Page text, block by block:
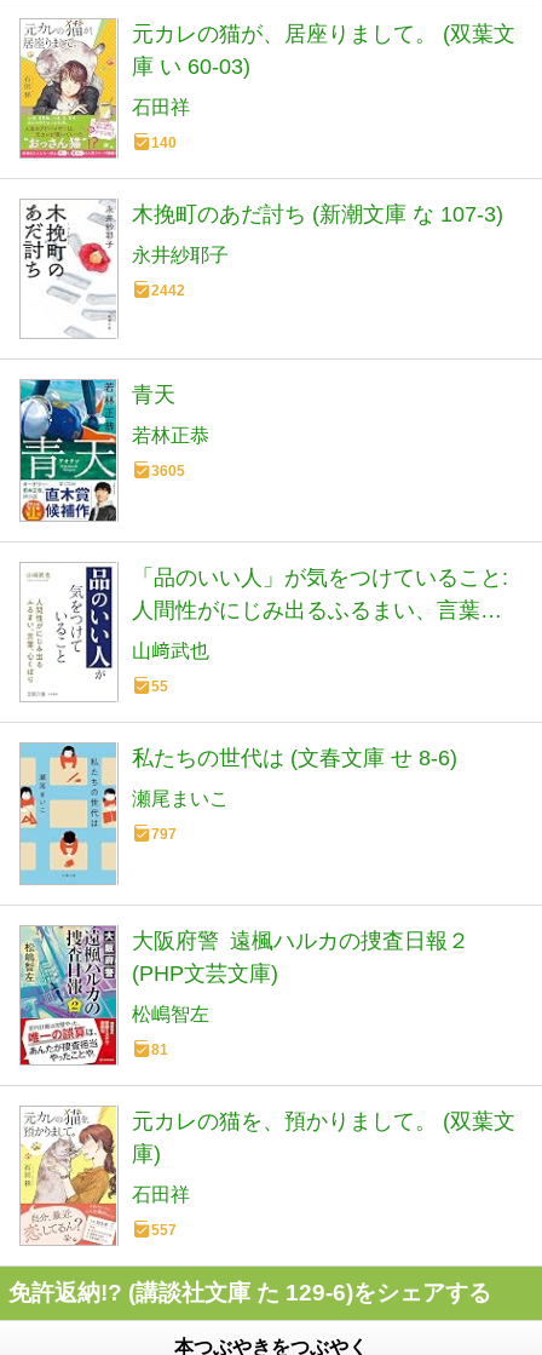
元カレの猫が、居座りまして。 (双葉文
庫 い 60-03)
石田祥
140
木挽町のあだ討ち (新潮文庫 な 107-3)
永井紗耶子
2442
青天
若林正恭
3605
「品のいい人」が気をつけていること:
人間性がにじみ出るふるまい、言葉、
心くばり (王様文庫 B 22-9)
山﨑武也
55
私たちの世代は (文春文庫 せ 8-6)
瀬尾まいこ
797
大阪府警 遠楓ハルカの捜査日報２
(PHP文芸文庫)
松嶋智左
81
元カレの猫を、預かりまして。 (双葉文
庫)
石田祥
557
免許返納!? (講談社文庫 た 129-6)をシェアする
本つぶやきをつぶやく